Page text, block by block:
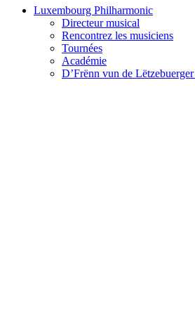
Luxembourg Philharmonic
Directeur musical
Rencontrez les musiciens
Tournées
Académie
D’Frënn vun de